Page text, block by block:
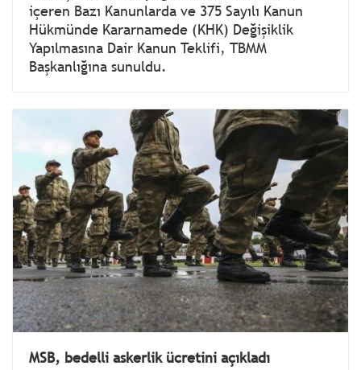
içeren Bazı Kanunlarda ve 375 Sayılı Kanun
Hükmünde Kararnamede (KHK) Değişiklik
Yapılmasına Dair Kanun Teklifi, TBMM
Başkanlığına sunuldu.
MSB, bedelli askerlik ücretini açıkladı